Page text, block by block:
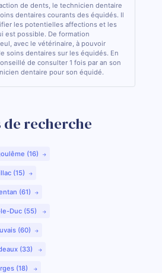
de dents, le technicien dentaire
dentaires courants des équidés. Il
les potentielles affections et les
est possible. De formation
avec le vétérinaire, à pouvoir
soins dentaires sur les équidés. En
de consulter 1 fois par an son
dentaire pour son équidé.
de recherche
(16)
(15)
(61)
Duc (55)
(60)
(33)
(18)